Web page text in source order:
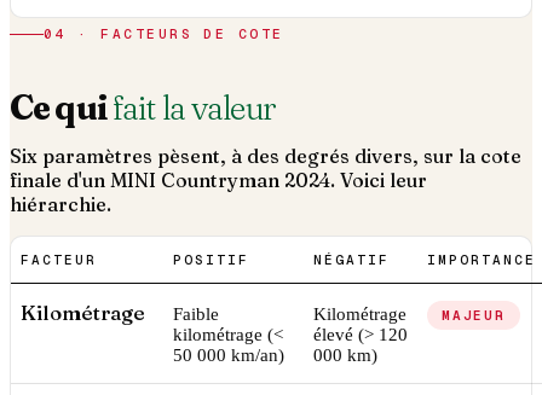
04 · FACTEURS DE COTE
Ce quifait la valeur
Six paramètres pèsent, à des degrés divers, sur la cote
finale d'un MINI Countryman 2024. Voici leur
hiérarchie.
FACTEUR POSITIF NÉGATIF IMPORTANCE
Kilométrage
Faible
kilométrage (<
50 000 km/an)
Kilométrage
élevé (> 120
000 km)
MAJEUR